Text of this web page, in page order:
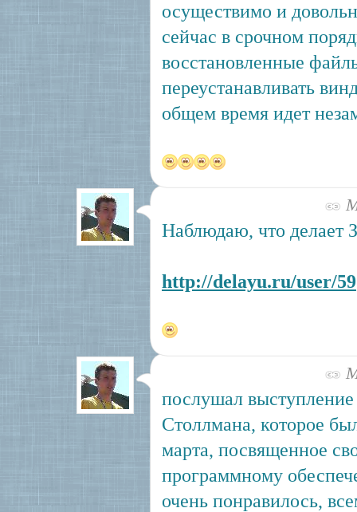
осуществимо и
сейчас в срочном
восстановленные
переустанавливать
общем время идет
Наблюдаю, что делает
http://delayu.ru/user/59
послушал
Столлмана, которое
марта, посвященное
программному
очень понравилось,